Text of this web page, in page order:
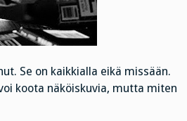
Se on kaikkialla eikä missään.
koota näköiskuvia, mutta miten